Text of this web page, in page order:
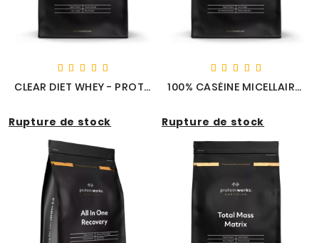
CLEAR DIET WHEY - PROTEIN WORKS 100% CASÉINE MICELLAIRE - PROTEIN WORKS
Rupture de stock Rupture de stock